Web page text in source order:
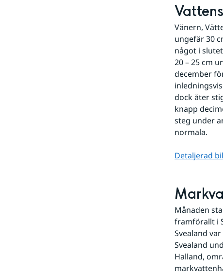
Klimatarbetet
Vänern,
ungefär 30
något i
20 – 25 cm
december
dock åter
knapp
steg under
normala.
Detaljerad
Månaden
framförallt i
Svealand
Svealand
Halland,